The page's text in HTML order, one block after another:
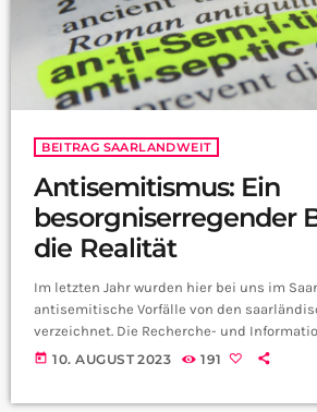
BEITRAG SAARLANDWEIT
Antisemitismus: Ein
besorgniserregender
die Realität
Im letzten Jahr wurden hier bei uns im
antisemitische Vorfälle von den
verzeichnet. Die Recherche- und
Antisemitismus Saarland (RIAS)
today 10. AUGUST 2023 191